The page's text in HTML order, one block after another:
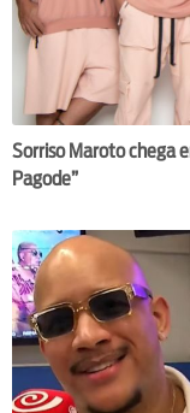
Sorriso Maroto chega
Pagode”